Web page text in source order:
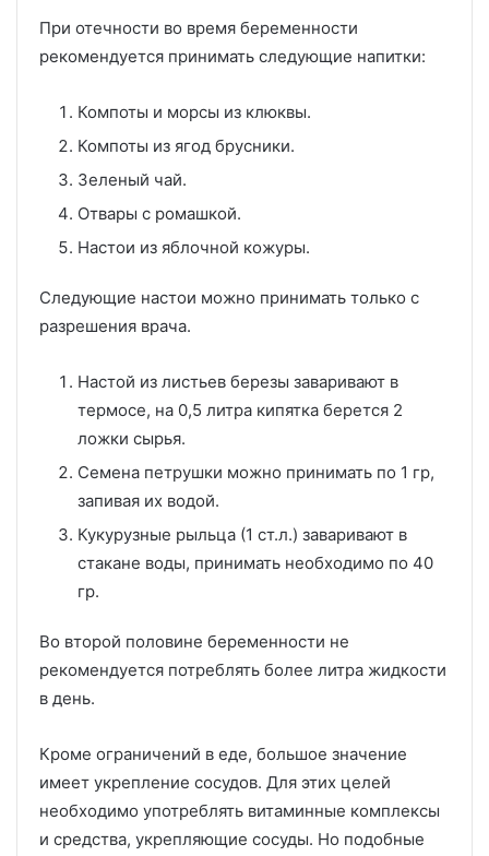
При отечности во время беременности
рекомендуется принимать следующие напитки:
Компоты и морсы из клюквы.
Компоты из ягод брусники.
Зеленый чай.
Отвары с ромашкой.
Настои из яблочной кожуры.
Следующие настои можно принимать только с
разрешения врача.
Настой из листьев березы заваривают в
термосе, на 0,5 литра кипятка берется 2
ложки сырья.
Семена петрушки можно принимать по 1 гр,
запивая их водой.
Кукурузные рыльца (1 ст.л.) заваривают в
стакане воды, принимать необходимо по 40
гр.
Во второй половине беременности не
рекомендуется потреблять более литра жидкости
в день.
Кроме ограничений в еде, большое значение
имеет укрепление сосудов. Для этих целей
необходимо употреблять витаминные комплексы
и средства, укрепляющие сосуды. Но подобные